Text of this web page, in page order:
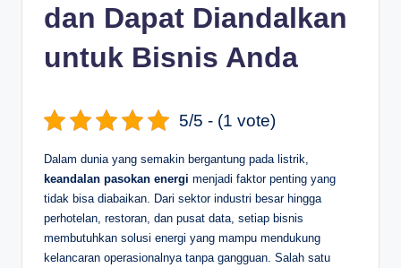
D
dan Dapat Diandalkan
untuk Bisnis Anda
5/5 - (1 vote)
Dalam dunia yang semakin bergantung pada listrik,
keandalan pasokan energi menjadi faktor penting yang
tidak bisa diabaikan. Dari sektor industri besar hingga
perhotelan, restoran, dan pusat data, setiap bisnis
membutuhkan solusi energi yang mampu mendukung
kelancaran operasionalnya tanpa gangguan. Salah satu